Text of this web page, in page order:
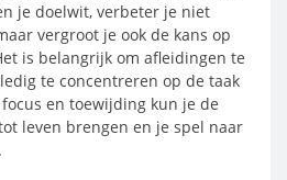
je doelwit, verbeter je niet
vergroot je ook de kans op
is belangrijk om afleidingen te
te concentreren op de taak
en toewijding kun je de
leven brengen en je spel naar